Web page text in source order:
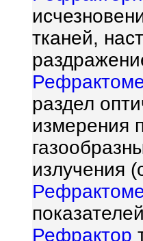
тканей,
раздел
измерения
излучения
Рефрактор